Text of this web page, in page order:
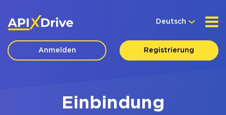
Deutsch
Anmelden Registrierung
Einbindung